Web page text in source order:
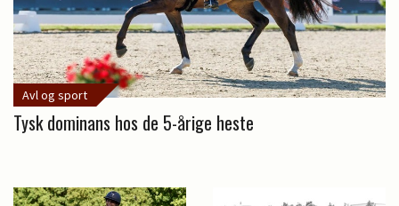
Avl og sport
Tysk dominans hos de 5-årige heste